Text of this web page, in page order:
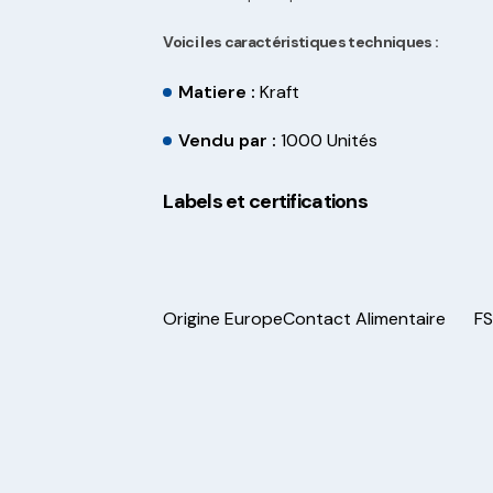
Voici les caractéristiques techniques :
Matiere :Kraft
Vendu par :1000 Unités
Labels et certifications
Origine EuropeContact Alimentaire